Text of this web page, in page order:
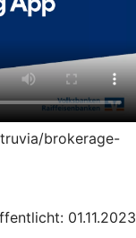
brokerage-
01.11.2023